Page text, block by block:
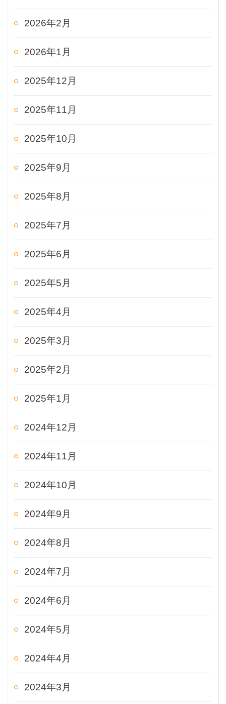
2026年2月
2026年1月
2025年12月
2025年11月
2025年10月
2025年9月
2025年8月
2025年7月
2025年6月
2025年5月
2025年4月
2025年3月
2025年2月
2025年1月
2024年12月
2024年11月
2024年10月
2024年9月
2024年8月
2024年7月
2024年6月
2024年5月
2024年4月
2024年3月